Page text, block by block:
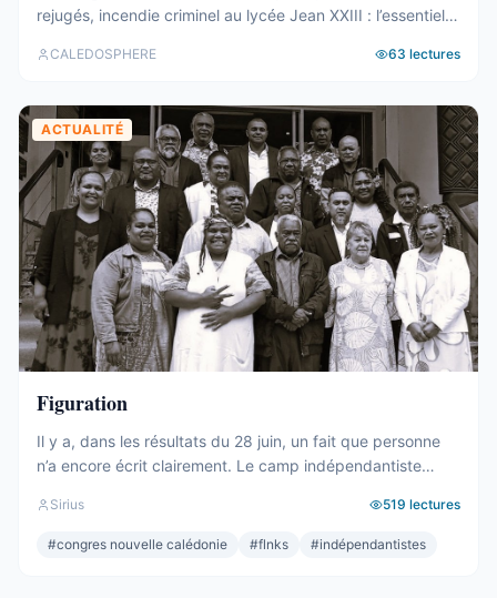
rejugés, incendie criminel au lycée Jean XXIII : l’essentiel
CALEDOSPHERE 63 lectures
ACTUALITÉ
Figuration
Il y a, dans les résultats du 28 juin, un fait que personne
n’a encore écrit clairement. Le camp indépendantiste
respectable – le deuxième bloc de l’hémicycle, plus
important que l’Éveil Océanien, plus important que l’UNI.
Sirius 519 lectures
#congres nouvelle calédonie #flnks #indépendantistes